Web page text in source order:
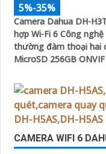
5%-35%
Camera Dahua DH-
hợp Wi-Fi 6 Công
thường đàm thoại hai
MicroSD 256GB
CAMERA WIFI 6